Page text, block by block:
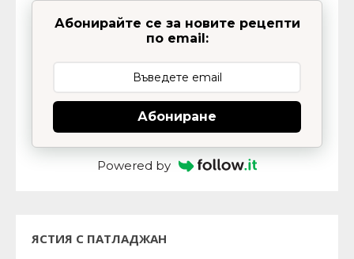
Абонирайте се за новите рецепти
по email:
Абониране
Powered by
ЯСТИЯ С ПАТЛАДЖАН